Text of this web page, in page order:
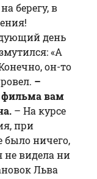
берегу, в
день
«А
он-то
–
фильма вам
– На курсе
при
было ничего,
не видела ни
Льва